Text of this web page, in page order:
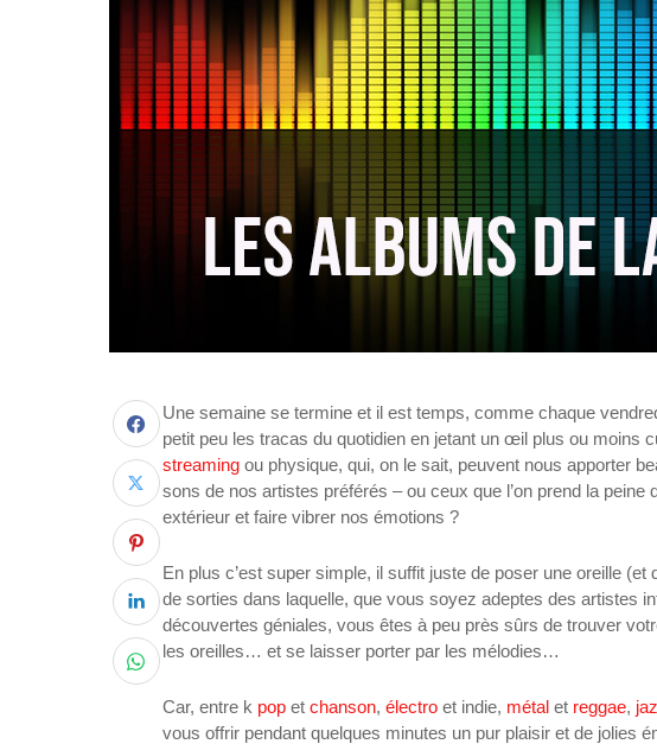
Une semaine se termine et il est temps, comme chaque
petit peu les tracas du quotidien en jetant un œil plus ou moins
streaming ou physique, qui, on le sait, peuvent nous apporter
sons de nos artistes préférés – ou ceux que l’on prend la
extérieur et faire vibrer nos émotions ?
En plus c’est super simple, il suffit juste de poser une oreille (et
de sorties dans laquelle, que vous soyez adeptes des artistes
découvertes géniales, vous êtes à peu près sûrs de trouver
les oreilles… et se laisser porter par les mélodies…
Car, entre k pop et chanson, électro et indie, métal et reggae,
vous offrir pendant quelques minutes un pur plaisir et de jolies